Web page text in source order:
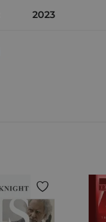
2023